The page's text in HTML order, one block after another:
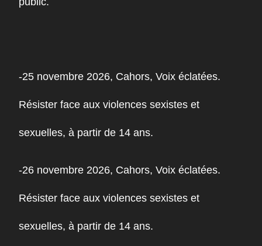
-25 novembre 2026, Cahors, Voix éclatées.
Résister face aux violences sexistes et
sexuelles, à partir de 14 ans.
-26 novembre 2026, Cahors, Voix éclatées.
Résister face aux violences sexistes et
sexuelles, à partir de 14 ans.